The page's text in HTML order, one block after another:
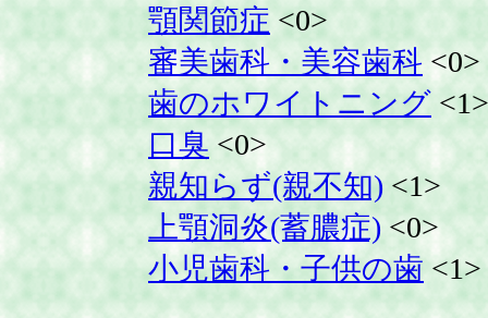
顎関節症 <0>
審美歯科・美容歯科<0>
歯のホワイトニング <1>
口臭 <0>
親知らず(親不知) <1>
上顎洞炎(蓄膿症) <0>
小児歯科・子供の歯 <1>